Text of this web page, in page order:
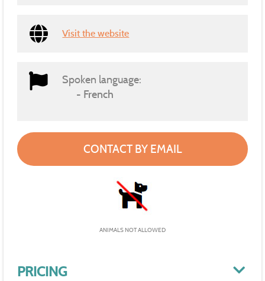
PRICING
Visit the website
Spoken language:
French
CONTACT BY EMAIL
ANIMALS NOT ALLOWED